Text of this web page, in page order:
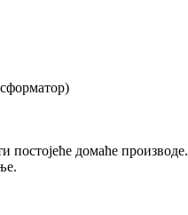
постојеће домаће производе.